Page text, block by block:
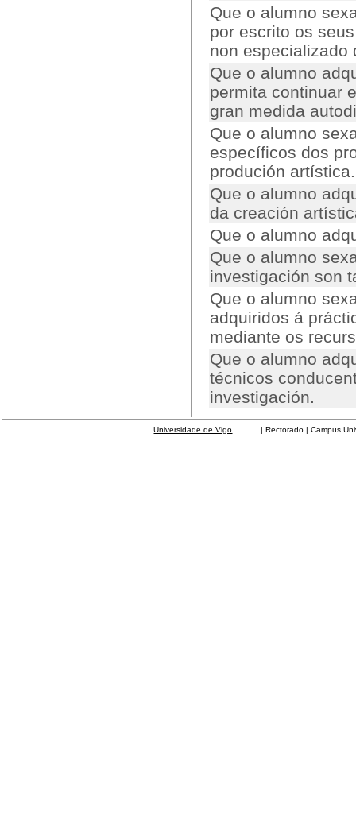
Que o alumno
por escrito os
non especializado
Que o alumno
permita continuar
gran medida
Que o alumno
específicos dos
produción artística.
Que o alumno
da creación
Que o alumno
Que o alumno
investigación son
Que o alumno
adquiridos á
mediante os
Que o alumno
técnicos
investigación.
Universidade de Vigo | Rectorado | Campus